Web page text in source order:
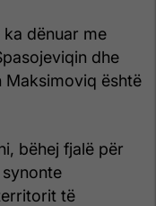
ka dënuar me
dhe
Maksimoviq është
bëhej fjalë për
të